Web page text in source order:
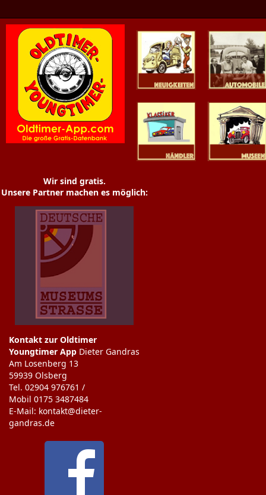
Youngtimer
Wir sind gratis.
Unsere Partner machen es möglich:
Kontakt zur Oldtimer
Youngtimer App Dieter Gandras
Am Losenberg 13
59939 Olsberg
Tel. 02904 976761 /
Mobil 0175 3487484
E-Mail: kontakt@dieter-
gandras.de